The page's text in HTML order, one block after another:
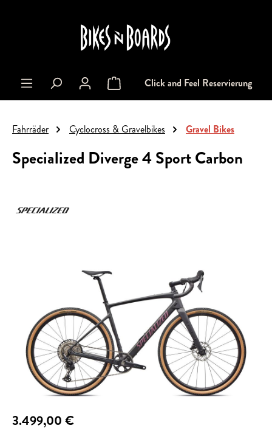
Warenkorb enthält 0 Positionen. Der
Click and Feel Reservierung
Fahrräder Cyclocross & Gravelbikes Gravel Bikes
Specialized Diverge 4 Sport Carbon
Bildergalerie überspringen
3.499,00 €